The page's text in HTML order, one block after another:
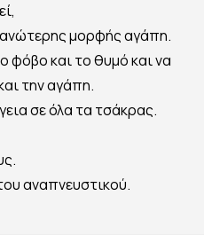
μορφής αγάπη.
φόβο και το θυμό και να
την αγάπη.
σε όλα τα τσάκρας.
αναπνευστικού.